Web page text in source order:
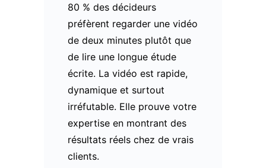
80 % des décideurs
préfèrent regarder une vidéo
de deux minutes plutôt que
de lire une longue étude
écrite. La vidéo est rapide,
dynamique et surtout
irréfutable. Elle prouve votre
expertise en montrant des
résultats réels chez de vrais
clients.